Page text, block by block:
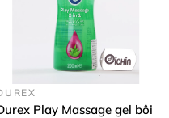
“yêu” không
Chai xịt Svakom
để anh em bị chứng
Play Massage gel bôi